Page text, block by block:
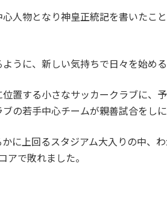
人物となり神皇正統記を書いたこ
うに、新しい気持ちで日々を始め
置する小さなサッカークラブに、
の若手中心チームが親善試合をし
に上回るスタジアム大入りの中、
で敗れました。